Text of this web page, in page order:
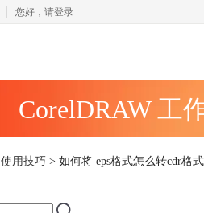
您好， 请登录
CorelDRAW 工
使用技巧 > 如何将 eps格式怎么转cdr格